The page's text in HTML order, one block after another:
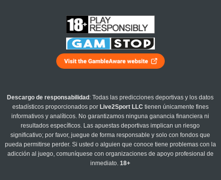
Descargo de responsabilidad : Todas las predicciones deportivas y los datos
estadísticos proporcionados por Live2Sport LLC tienen únicamente fines
informativos y analíticos. No garantizamos ninguna ganancia financiera ni
resultados específicos. Las apuestas deportivas implican un riesgo
significativo; por favor, juegue de forma responsable y solo con fondos que
pueda permitirse perder. Si usted o alguien que conoce tiene problemas con la
adicción al juego, comuníquese con organizaciones de apoyo profesional de
inmediato.18+